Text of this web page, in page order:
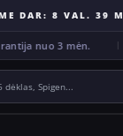
DAR: 8 VAL. 39
nuo 3 mėn.